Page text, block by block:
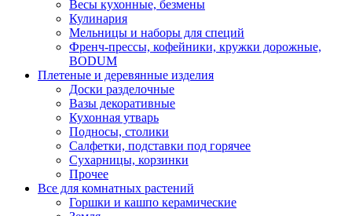
Весы кухонные, безмены
Кулинария
Мельницы и наборы для специй
Френч-прессы, кофейники, кружки дорожные,
BODUM
Плетеные и деревянные изделия
Доски разделочные
Вазы декоративные
Кухонная утварь
Подносы, столики
Салфетки, подставки под горячее
Сухарницы, корзинки
Прочее
Все для комнатных растений
Горшки и кашпо керамические